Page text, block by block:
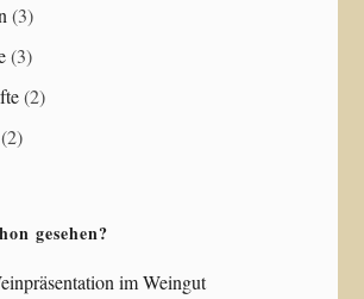
(3)
(3)
(2)
(2)
gesehen?
im Weingut